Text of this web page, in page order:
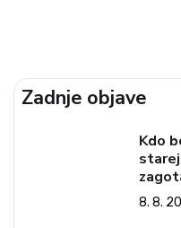
Zadnje objave
Kdo
8. 8.